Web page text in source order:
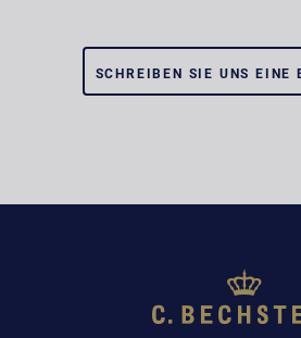
SCHREIBEN SIE UNS EINE